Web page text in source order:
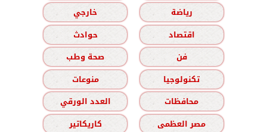
رياضة
خارجي
اقتصاد
حوادث
فن
صحة وطب
تكنولوجيا
منوعات
محافظات
العدد الورقي
مصر العظمى
كاريكاتير